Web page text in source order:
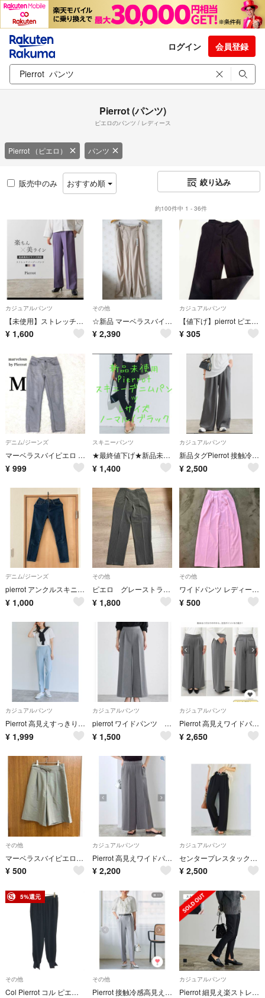
ログイン 会員登録
Pierrot (パンツ)
ピエロのパンツ / レディース
Pierrot （ピエロ） パンツ
販売中のみ おすすめ順 絞り込み
約100件中 1 - 36件
カジュアルパンツ
【未使用】ストレッチワイドイージーパンツ パンツ ワイドパンツ モカ PM
¥ 1,600
その他
☆新品 マーベラスバイピエロ ベージュ ワイドパンツ イージーパンツ PM☆
¥ 2,390
カジュアルパンツ
【値下げ】pierrot ピエロ テーパードパンツ 裏起毛 低身長 ボトムス レディース服 冬服 PMサイズ
¥ 305
デニム/ジーンズ
マーベラスバイピエロ スキニー デニムパンツ M グレー
¥ 999
スキニーパンツ
★最終値下げ★新品未使用 Pierrot スキニーデニムパンツ Lサイズ
¥ 1,400
カジュアルパンツ
新品タグPierrot 接触冷感リネンライクタックワイドパンツPS 杢チャコール
¥ 2,500
デニム/ジーンズ
pierrot アンクルスキニーデニム
¥ 1,000
その他
ピエロ グレーストライプテーパードパンツ トールサイズL
¥ 1,800
その他
ワイドパンツ レディース プチS ベビーピンク センタープレスPierrot
¥ 500
カジュアルパンツ
Pierrot 高見えすっきりテーパードパンツ Sサイズ グレイッシュブルー
¥ 1,999
カジュアルパンツ
pierrot ワイドパンツ グレー
¥ 1,500
カジュアルパンツ
Pierrot 高見えワイドパンツ 【10サイズ展開】
¥ 2,650
その他
マーベラスバイピエロ カーキショートパンツ Lサイズ
¥ 500
カジュアルパンツ
Pierrot 高見えワイドパンツ 【10サイズ展開】
¥ 2,200
カジュアルパンツ
センタープレスタックワイドパンツ
¥ 2,500
5%還元
その他
Col Pierrot コル ピエロ 裾リブパンツ 29-1 ブラック 36
その他
Pierrot 接触冷感高見えゆるテーパードパンツ TM
カジュアルパンツ
Pierrot 細見え楽ストレッチパンツ パンツ PMサイズ